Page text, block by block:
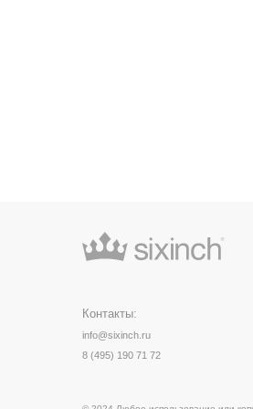
© 2024 Любое использование или
дизайна и оформления допускается лишь с
на источник: sixinch.ru